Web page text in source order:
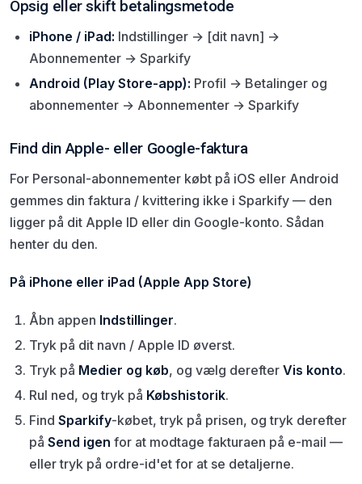
Opsig eller skift betalingsmetode
iPhone / iPad: Indstillinger → [dit navn] →
Abonnementer → Sparkify
Android (Play Store-app): Profil → Betalinger og
abonnementer → Abonnementer → Sparkify
Find din Apple- eller Google-faktura
For Personal-abonnementer købt på iOS eller Android
gemmes din faktura / kvittering ikke i Sparkify — den
ligger på dit Apple ID eller din Google-konto. Sådan
henter du den.
På iPhone eller iPad (Apple App Store)
Åbn appen Indstillinger.
Tryk på dit navn / Apple ID øverst.
Tryk på Medier og køb, og vælg derefter Vis konto.
Rul ned, og tryk på Købshistorik.
Find Sparkify-købet, tryk på prisen, og tryk derefter
på Send igen for at modtage fakturaen på e-mail —
eller tryk på ordre-id'et for at se detaljerne.